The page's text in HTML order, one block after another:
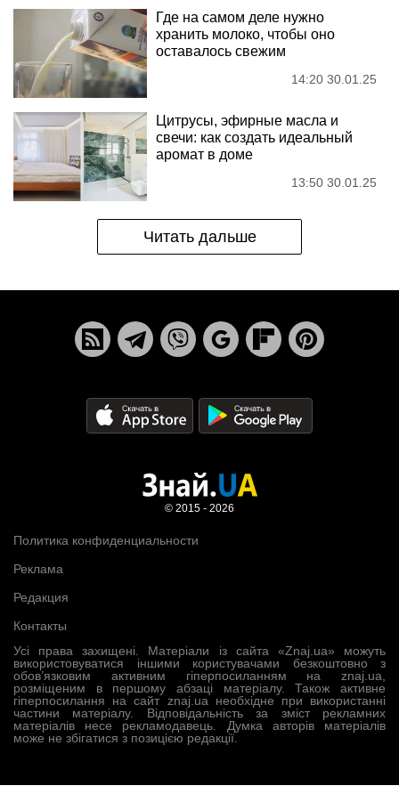
Где на самом деле нужно
хранить молоко, чтобы оно
оставалось свежим
14:20 30.01.25
Цитрусы, эфирные масла и
свечи: как создать идеальный
аромат в доме
13:50 30.01.25
Читать дальше
Усі права захищені. Матеріали із сайта «Znaj.ua» можуть
використовуватися іншими користувачами безкоштовно з
обов’язковим активним гіперпосиланням на znaj.ua,
розміщеним в першому абзаці матеріалу. Також активне
гіперпосилання на сайт znaj.ua необхідне при використанні
частини матеріалу. Відповідальність за зміст рекламних
матеріалів несе рекламодавець. Думка авторів матеріалів
може не збігатися з позицією редакції.
Политика конфиденциальности
Реклама
Редакция
Контакты
© 2015 - 2026